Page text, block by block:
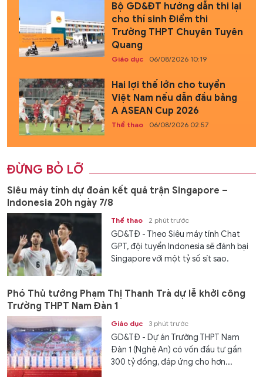
Bộ GD&ĐT hướng dẫn thi lại
cho thí sinh Điểm thi
Trường THPT Chuyên Tuyên
Quang
Giáo dục 06/08/2026 10:19
Hai lợi thế lớn cho tuyển
Việt Nam nếu dẫn đầu bảng
A ASEAN Cup 2026
Thể thao 06/08/2026 02:57
ĐỪNG BỎ LỠ
Siêu máy tính dự đoán kết quả trận Singapore –
Indonesia 20h ngày 7/8
Thể thao 2 phút trước
GD&TĐ - Theo Siêu máy tính Chat
GPT, đội tuyển Indonesia sẽ đánh bại
Singapore với một tỷ số sít sao.
Phó Thủ tướng Phạm Thị Thanh Trà dự lễ khởi công
Trường THPT Nam Đàn 1
Giáo dục 3 phút trước
GD&TĐ - Dự án Trường THPT Nam
Đàn 1 (Nghệ An) có vốn đầu tư gần
300 tỷ đồng, đáp ứng cho hơn...